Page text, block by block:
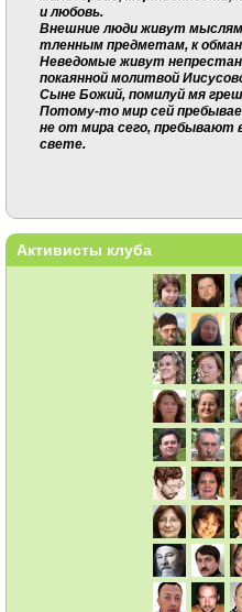
и любовь.
Внешние люди живут
тленным предметам, к
Неведомые живут
покаянной молитвой
Сыне Божий, помилуй мя
Потому-то мир сей
не от мира сего, пребывают
свете.
Активисты клуба